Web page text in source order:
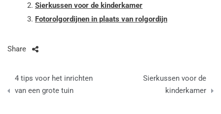
Sierkussen voor de kinderkamer
Fotorolgordijnen in plaats van rolgordijn
Share
Berichtnavigatie
4 tips voor het inrichten
van een grote tuin
Sierkussen voor de
kinderkamer